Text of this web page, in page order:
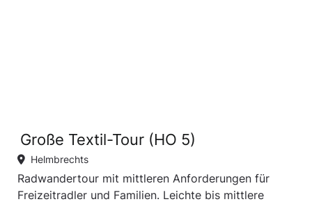
Große Textil-Tour (HO 5)
Helmbrechts
Radwandertour mit mittleren Anforderungen für
Freizeitradler und Familien. Leichte bis mittlere